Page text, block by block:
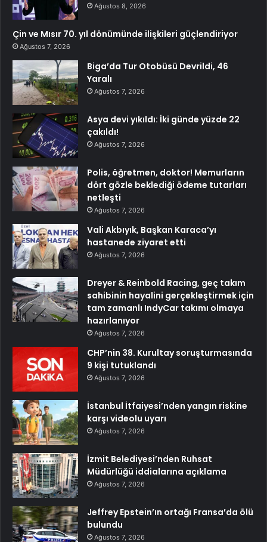
Ağustos 8, 2026
Çin ve Mısır 70. yıl dönümünde ilişkileri güçlendiriyor
Ağustos 7, 2026
Biga’da Tur Otobüsü Devrildi, 46
Yaralı
Ağustos 7, 2026
Asya devi yıkıldı: İki günde yüzde 22
çakıldı!
Ağustos 7, 2026
Polis, öğretmen, doktor! Memurların
dört gözle beklediği ödeme tutarları
netleşti
Ağustos 7, 2026
Vali Akbıyık, Başkan Karaca’yı
hastanede ziyaret etti
Ağustos 7, 2026
Dreyer & Reinbold Racing, geç takım
sahibinin hayalini gerçekleştirmek için
tam zamanlı IndyCar takımı olmaya
hazırlanıyor
Ağustos 7, 2026
CHP’nin 38. Kurultay soruşturmasında
9 kişi tutuklandı
Ağustos 7, 2026
İstanbul İtfaiyesi’nden yangın riskine
karşı videolu uyarı
Ağustos 7, 2026
İzmit Belediyesi’nden Ruhsat
Müdürlüğü iddialarına açıklama
Ağustos 7, 2026
Jeffrey Epstein’ın ortağı Fransa’da ölü
bulundu
Ağustos 7, 2026